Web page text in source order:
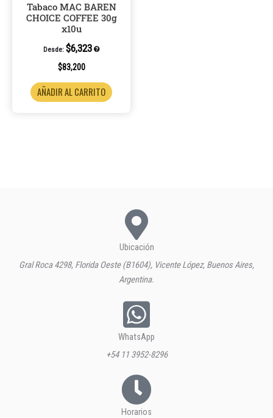
Tabaco MAC BAREN
CHOICE COFFEE 30g
x10u
Desde: $6,323
$83,200
AÑADIR AL CARRITO
Ubicación
Gral Roca 4298, Florida Oeste (B1604), Vicente López, Buenos Aires,
Argentina.
WhatsApp
+54 11 3952-8296
Horarios